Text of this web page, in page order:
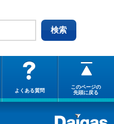
よくある質問
このページの
先頭に戻る